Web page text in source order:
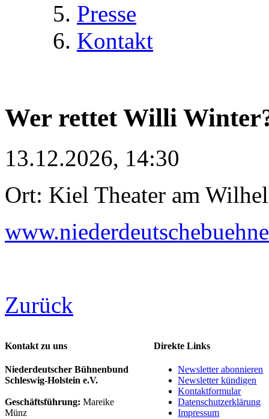
Presse
Kontakt
Wer rettet Willi
13.12.2026, 14:30
Ort: Kiel Theater am
Zurück
Kontakt zu uns
Niederdeutscher Bühnenbund
Schleswig-Holstein e.V.
Geschäftsführung: Mareike
Münz
Direkte Links
Newsletter abonnieren
Newsletter kündigen
Kontaktformular
Datenschutzerklärung
Impressum